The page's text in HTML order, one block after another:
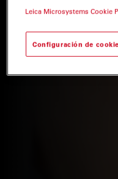
Leica Microsystems Cookie
Configuración de